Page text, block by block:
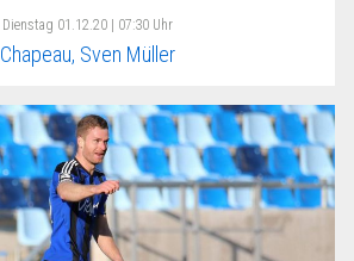
Dienstag 01.12.20 | 07:30 Uhr
Chapeau, Sven Müller